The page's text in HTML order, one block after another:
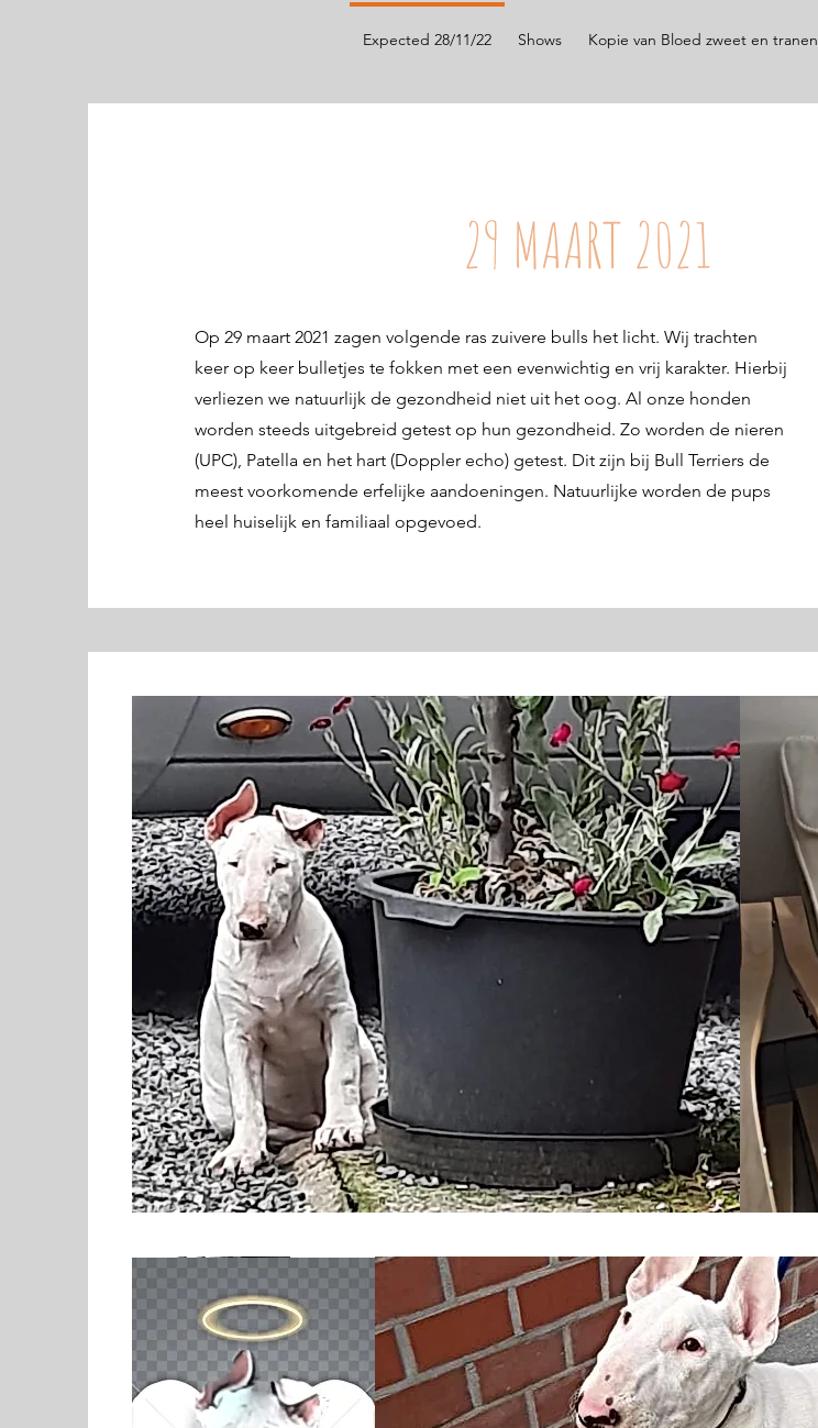
Expected 28/11/22 Shows Kopie van Bloed zweet en tranen
29 MAART 2021
Op 29 maart 2021 zagen volgende ras zuivere bulls het licht. Wij trachten
keer op keer bulletjes te fokken met een evenwichtig en vrij karakter. Hierbij
verliezen we natuurlijk de gezondheid niet uit het oog. Al onze honden
worden steeds uitgebreid getest op hun gezondheid. Zo worden de nieren
(UPC), Patella en het hart (Doppler echo) getest. Dit zijn bij Bull Terriers de
meest voorkomende erfelijke aandoeningen. Natuurlijke worden de pups
heel huiselijk en familiaal opgevoed.